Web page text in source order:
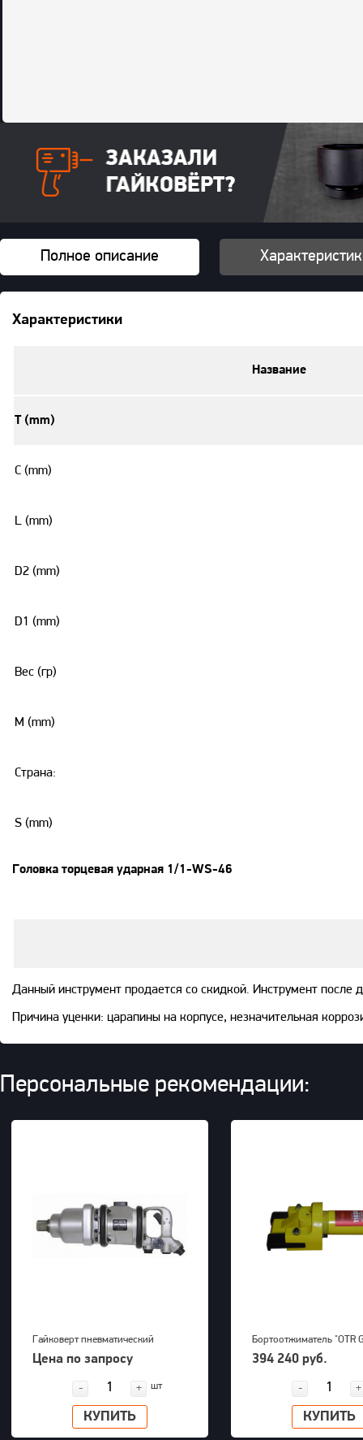
Полное описание
Характеристики
Название
T (mm)
C (mm)
L (mm)
D2 (mm)
D1 (mm)
Вес (гр)
M (mm)
Страна:
S (mm)
Головка торцевая ударная 1/1-WS-46
Данный инструмент продается со скидкой. Инструмент
Причина уценки: царапины на корпусе, незначительная
Персональные рекомендации:
Гайковерт пневматический
KAWASAKI KPT-55SA
Цена по запросу
- + шт
КУПИТЬ
Бортоотжиматель "OTR
(39-63") для 5-ти
394 240 руб.
- +
КУПИТЬ